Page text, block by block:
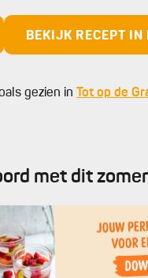
BEKIJK RECEPT IN
gezien in Tot op de
met dit